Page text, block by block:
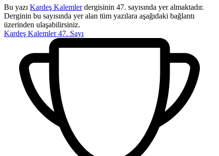
Bu yazı Kardeş Kalemlerdergisinin 47. sayısında yer almaktadır.
Derginin bu sayısında yer alan tüm yazılara aşağıdaki bağlantı
üzerinden ulaşabilirsiniz.
Kardeş Kalemler 47. Sayı